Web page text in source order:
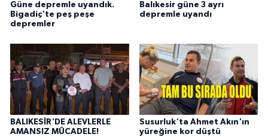
Güne depremle uyandık.
Bigadiç'te peş peşe
depremler
Balıkesir güne 3 ayrı
depremle uyandı
BALIKESİR'DE ALEVLERLE
AMANSIZ MÜCADELE!
Susurluk'ta Ahmet Akın'ın
yüreğine kor düştü